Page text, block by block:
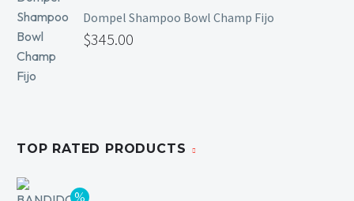
Dompel Shampoo Bowl Champ Fijo
$345.00
TOP RATED PRODUCTS